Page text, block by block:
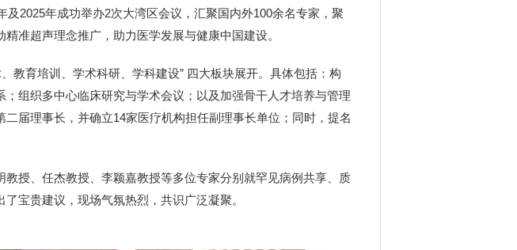
2025年成功举办2次大湾区会议，汇聚国内外100余名专家，聚
准超声理念推广，助力医学发展与健康中国建设。
教育培训、学术科研、学科建设” 四大板块展开。具体包括：构
组织多中心临床研究与学术会议；以及加强骨干人才培养与管理
届理事长，并确立14家医疗机构担任副理事长单位；同时，提名
授、任杰教授、李颖嘉教授等多位专家分别就罕见病例共享、质
宝贵建议，现场气氛热烈，共识广泛凝聚。